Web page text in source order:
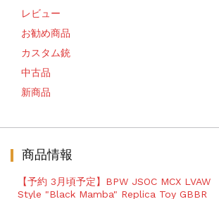
レビュー
お勧め商品
カスタム銃
中古品
新商品
商品情報
【予約 3月頃予定】BPW JSOC MCX LVAW
Style "Black Mamba" Replica Toy GBBR